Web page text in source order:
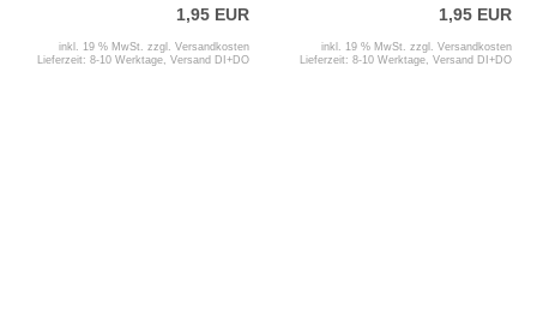
1,95 EUR
inkl. 19 % MwSt. zzgl. Versandkosten
Lieferzeit: 8-10 Werktage, Versand DI+DO
1,95 EUR
inkl. 19 % MwSt. zzgl. Versandkosten
Lieferzeit: 8-10 Werktage, Versand DI+DO